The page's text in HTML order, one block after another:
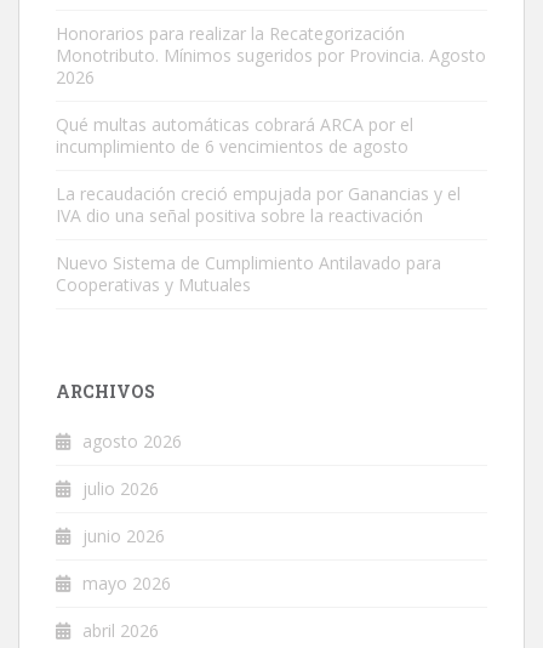
Honorarios para realizar la Recategorización
Monotributo. Mínimos sugeridos por Provincia. Agosto
2026
Qué multas automáticas cobrará ARCA por el
incumplimiento de 6 vencimientos de agosto
La recaudación creció empujada por Ganancias y el
IVA dio una señal positiva sobre la reactivación
Nuevo Sistema de Cumplimiento Antilavado para
Cooperativas y Mutuales
ARCHIVOS
agosto 2026
julio 2026
junio 2026
mayo 2026
abril 2026